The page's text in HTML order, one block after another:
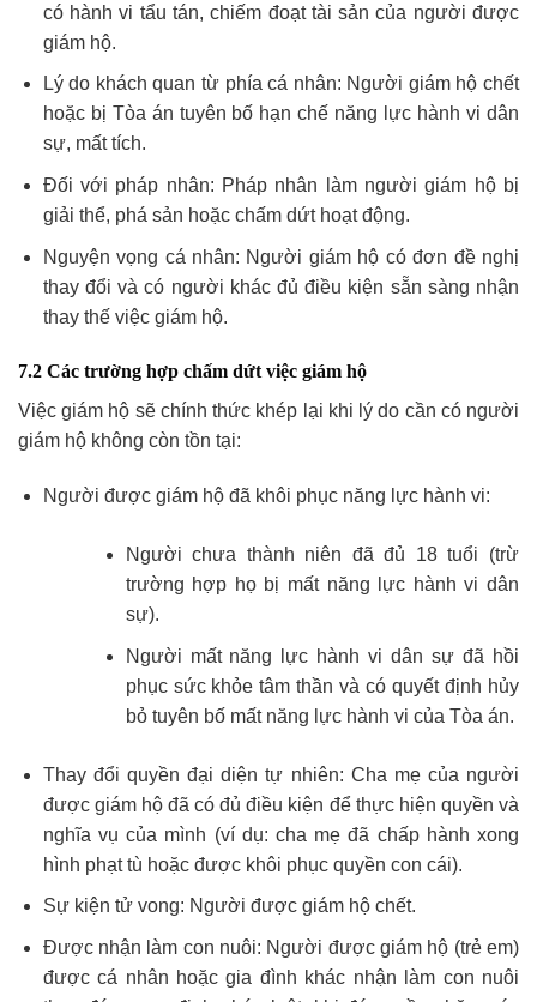
có hành vi tẩu tán, chiếm đoạt tài sản của người được
giám hộ.
Lý do khách quan từ phía cá nhân: Người giám hộ chết
hoặc bị Tòa án tuyên bố hạn chế năng lực hành vi dân
sự, mất tích.
Đối với pháp nhân: Pháp nhân làm người giám hộ bị
giải thể, phá sản hoặc chấm dứt hoạt động.
Nguyện vọng cá nhân: Người giám hộ có đơn đề nghị
thay đổi và có người khác đủ điều kiện sẵn sàng nhận
thay thế việc giám hộ.
7.2 Các trường hợp chấm dứt việc giám hộ
Việc giám hộ sẽ chính thức khép lại khi lý do cần có người
giám hộ không còn tồn tại:
Người được giám hộ đã khôi phục năng lực hành vi:
Người chưa thành niên đã đủ 18 tuổi (trừ
trường hợp họ bị mất năng lực hành vi dân
sự).
Người mất năng lực hành vi dân sự đã hồi
phục sức khỏe tâm thần và có quyết định hủy
bỏ tuyên bố mất năng lực hành vi của Tòa án.
Thay đổi quyền đại diện tự nhiên: Cha mẹ của người
được giám hộ đã có đủ điều kiện để thực hiện quyền và
nghĩa vụ của mình (ví dụ: cha mẹ đã chấp hành xong
hình phạt tù hoặc được khôi phục quyền con cái).
Sự kiện tử vong: Người được giám hộ chết.
Được nhận làm con nuôi: Người được giám hộ (trẻ em)
được cá nhân hoặc gia đình khác nhận làm con nuôi